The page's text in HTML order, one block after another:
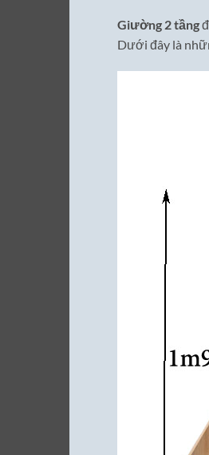
Giường 2 tầng
Dưới đây là